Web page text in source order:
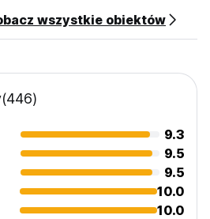
wszystkie obiektów
(446)
9.3
9.5
9.5
10.0
10.0